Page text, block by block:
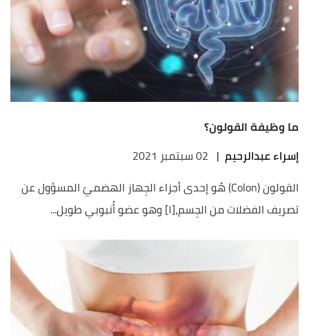
ما وظيفة القولون؟
إسراء عبدالرحيم | 02 سبتمبر 2021
القولون (Colon) هُو إحدى أجزاء الجِهاز الهضميّ المسؤول عن
تصريف الفضلات من الجِسم،[١] وهو عضو أُنبوبي طويل...